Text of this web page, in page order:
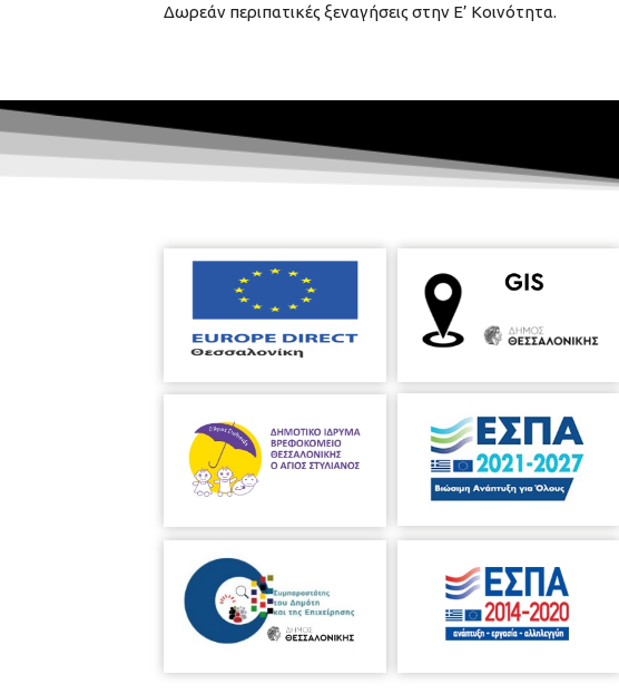
Δωρεάν περιπατικές ξεναγήσεις στην Ε’ Κοινότητα.